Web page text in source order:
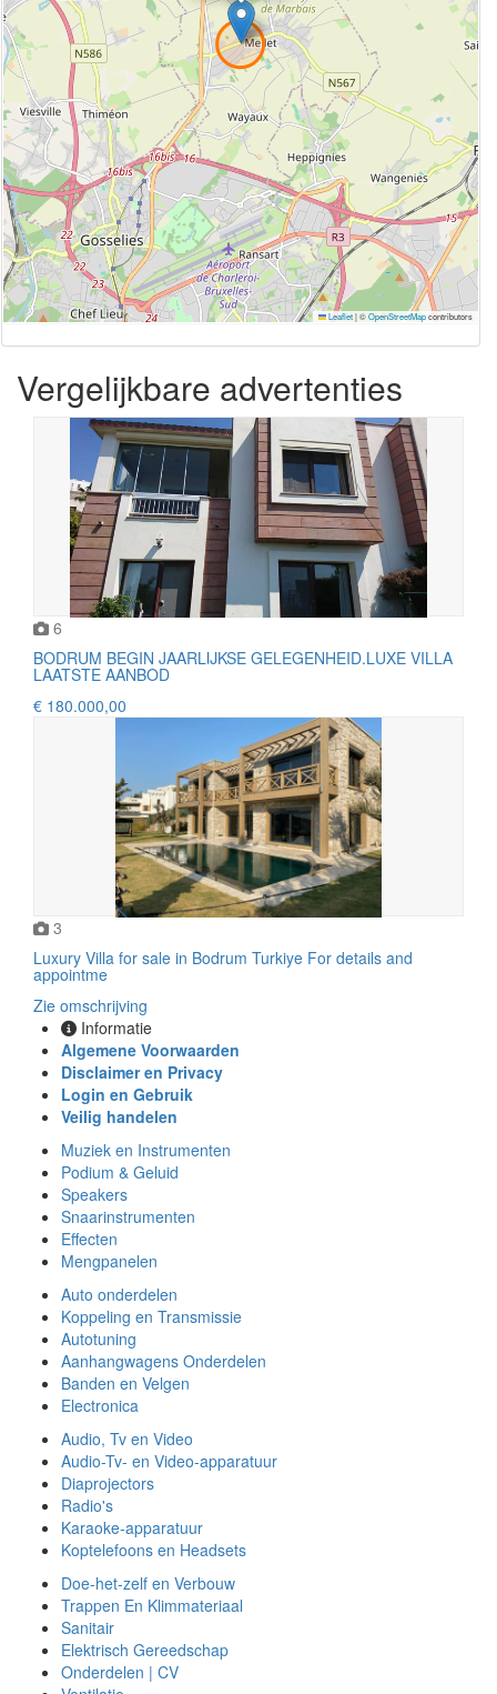
Leaflet|©OpenStreetMapcontributors
Vergelijkbare advertenties
6
BODRUM BEGIN JAARLIJKSE GELEGENHEID.LUXE VILLA
LAATSTE AANBOD
€ 180.000,00
3
Luxury Villa for sale in Bodrum Turkiye For details and
appointme
Zie omschrijving
Informatie
Algemene Voorwaarden
Disclaimer en Privacy
Login en Gebruik
Veilig handelen
Muziek en Instrumenten
Podium & Geluid
Speakers
Snaarinstrumenten
Effecten
Mengpanelen
Auto onderdelen
Koppeling en Transmissie
Autotuning
Aanhangwagens Onderdelen
Banden en Velgen
Electronica
Audio, Tv en Video
Audio-Tv- en Video-apparatuur
Diaprojectors
Radio's
Karaoke-apparatuur
Koptelefoons en Headsets
Doe-het-zelf en Verbouw
Trappen En Klimmateriaal
Sanitair
Elektrisch Gereedschap
Onderdelen | CV